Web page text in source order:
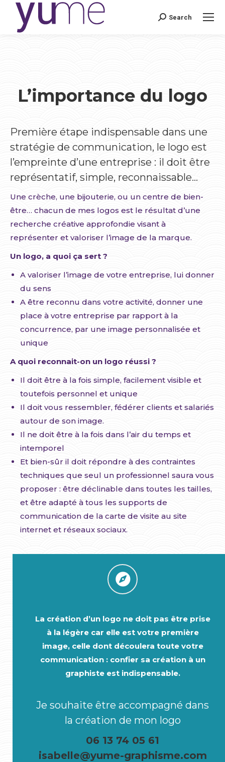
Search:
Search
L’importance du logo
Première étape indispensable dans une
stratégie de communication, le logo est
l’empreinte d’une entreprise : il doit être
représentatif, simple, reconnaissable…
Une crèche, une bijouterie, ou un centre de bien-
être… chacun de mes logos est le résultat d’une
recherche créative approfondie visant à
représenter et valoriser l’image de la marque.
Un logo, a quoi ça sert ?
A valoriser l’image de votre entreprise, lui donner
du sens
A être reconnu dans votre activité, donner une
place à votre entreprise par rapport à la
concurrence, par une image personnalisée et
unique
A quoi reconnait-on un logo réussi ?
Il doit être à la fois simple, facilement visible et
toutefois personnel et unique
Il doit vous ressembler, fédérer clients et salariés
autour de son image.
Il ne doit être à la fois dans l’air du temps et
intemporel
Et bien-sûr il doit répondre à des contraintes
techniques que seul un professionnel saura vous
proposer : être déclinable dans toutes les tailles,
et être adapté à tous les supports de
communication de la carte de visite au site
internet et réseaux sociaux.
La création d’un logo ne doit pas être prise
à la légère car elle est votre première
image, celle dont découlera toute votre
communication : confier sa création à un
graphiste est indispensable.
Je souhaite être accompagné dans
la création de mon logo
06 13 74 05 61
isabelle@yume-graphisme.com